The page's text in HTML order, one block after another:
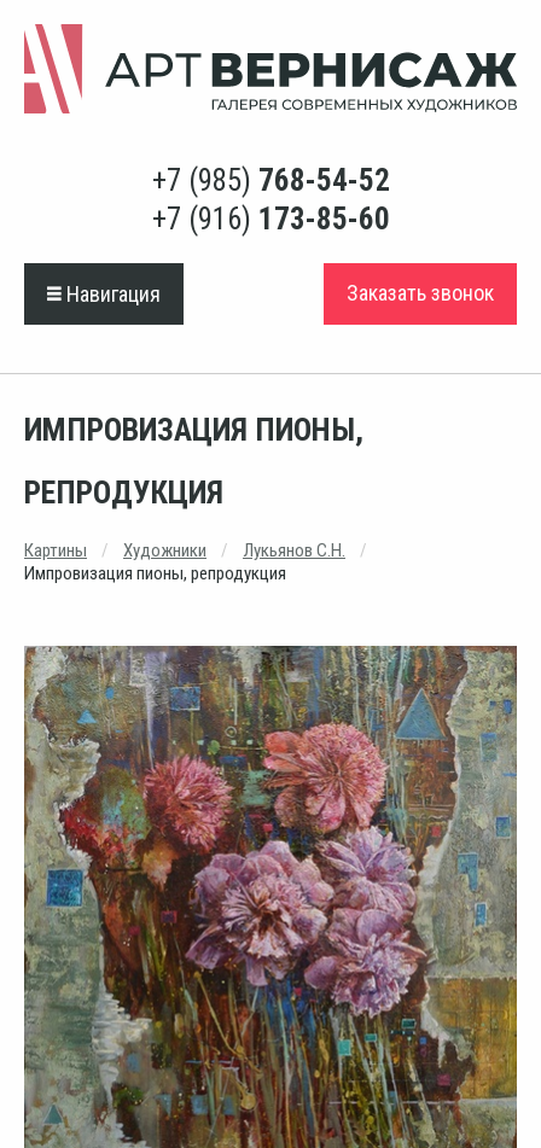
+7 (985) 768-54-52
+7 (916) 173-85-60
Навигация Заказать звонок
ИМПРОВИЗАЦИЯ ПИОНЫ,
РЕПРОДУКЦИЯ
Картины Художники
Лукьянов С.Н.
Импровизация пионы, репродукция